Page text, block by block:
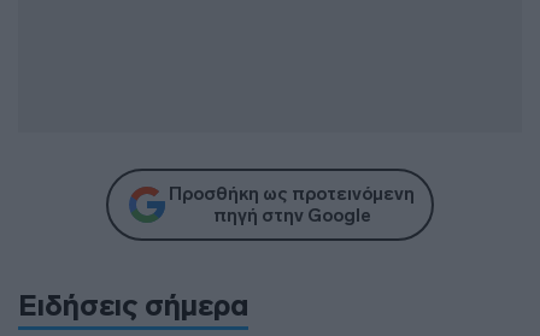
Προσθήκη ως προτεινόμενη
πηγή στην Google
Ειδήσεις σήμερα